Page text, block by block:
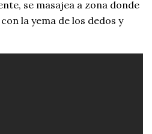
se masajea a zona donde
la yema de los dedos y